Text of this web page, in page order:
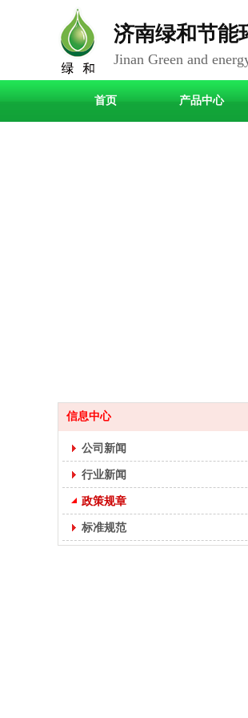
济南绿和节能
Jinan Green and
首页 产品中心
信息中心
公司新闻
行业新闻
政策规章
标准规范